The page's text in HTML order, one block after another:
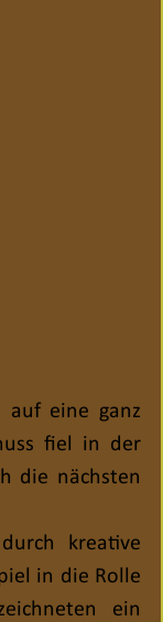
auf eine ganz
fiel in der
die nächsten
kreative
in die Rolle
ein